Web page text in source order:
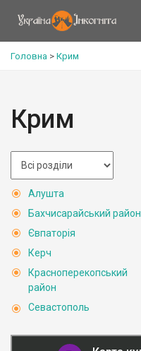
Головна > Крим
Крим
Алушта
Бахчисарайський район
Євпаторія
Керч
Красноперекопський
район
Севастополь